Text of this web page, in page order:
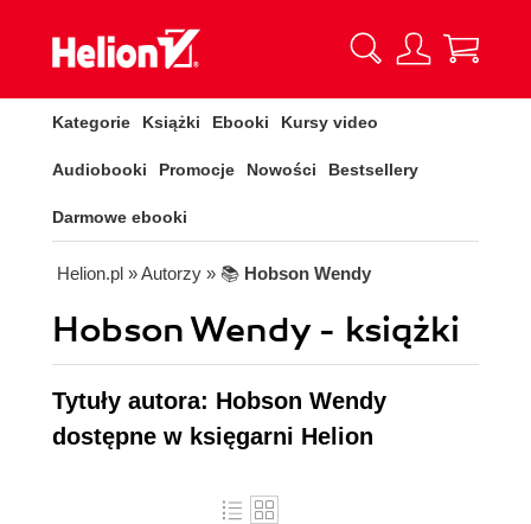
Kategorie Książki Ebooki Kursy video
Audiobooki Promocje Nowości Bestsellery
Darmowe ebooki
Helion.pl » Autorzy » 📚 Hobson Wendy
Hobson Wendy - książki
Tytuły autora: Hobson Wendy
dostępne w księgarni Helion